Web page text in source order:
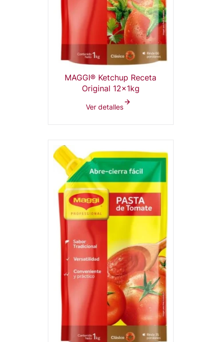
MAGGI® Ketchup Receta
Original 12x1kg
Ver detalles